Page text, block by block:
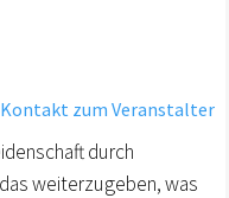
Kontakt zum Veranstalter
durch
weiterzugeben, was